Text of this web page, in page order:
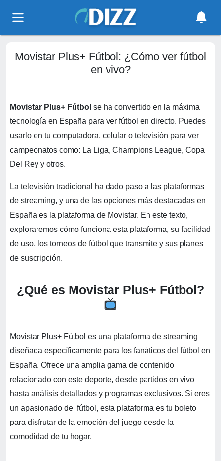
Movistar Plus+ Fútbol: ¿Cómo ver fútbol
en vivo?
Movistar Plus+ Fútbol se ha convertido en la máxima
tecnología en España para ver fútbol en directo. Puedes
usarlo en tu computadora, celular o televisión para ver
campeonatos como: La Liga, Champions League, Copa
Del Rey y otros.
La televisión tradicional ha dado paso a las plataformas
de streaming, y una de las opciones más destacadas en
España es la plataforma de Movistar. En este texto,
exploraremos cómo funciona esta plataforma, su facilidad
de uso, los torneos de fútbol que transmite y sus planes
de suscripción.
¿Qué es Movistar Plus+ Fútbol?
Movistar Plus+ Fútbol es una plataforma de streaming
diseñada específicamente para los fanáticos del fútbol en
España. Ofrece una amplia gama de contenido
relacionado con este deporte, desde partidos en vivo
hasta análisis detallados y programas exclusivos. Si eres
un apasionado del fútbol, esta plataforma es tu boleto
para disfrutar de la emoción del juego desde la
comodidad de tu hogar.